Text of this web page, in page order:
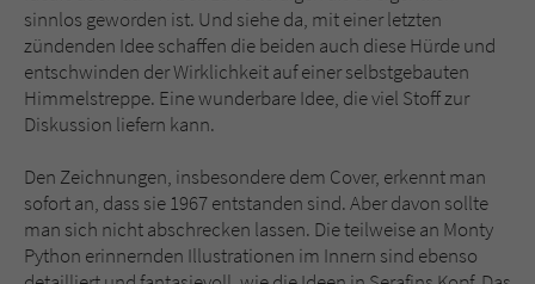
sinnlos geworden ist. Und siehe da, mit einer letzten
zündenden Idee schaffen die beiden auch diese Hürde und
entschwinden der Wirklichkeit auf einer selbstgebauten
Himmelstreppe. Eine wunderbare Idee, die viel Stoff zur
Diskussion liefern kann.
Den Zeichnungen, insbesondere dem Cover, erkennt man
sofort an, dass sie 1967 entstanden sind. Aber davon sollte
man sich nicht abschrecken lassen. Die teilweise an Monty
Python erinnernden Illustrationen im Innern sind ebenso